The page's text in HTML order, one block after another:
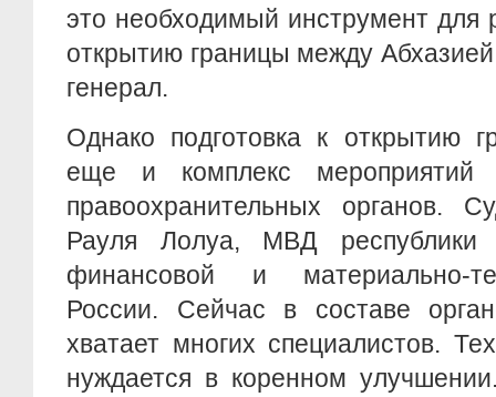
это необходимый инструмент для
открытию границы между
генерал.
Однако подготовка к открытию
еще и комплекс
правоохранительных органов.
Рауля Лолуа, МВД республики
финансовой и материально-
России. Сейчас в составе
хватает многих специалистов.
нуждается в коренном